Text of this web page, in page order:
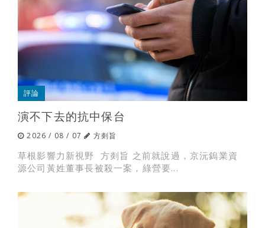
評論
演不下去的抗中保台
2026 / 08 / 07 方剡旨
草根影響力新視野 方剡旨 之前就說過，京沅鎢業資
源公司黃姓董事長被殺一案，綠營要...